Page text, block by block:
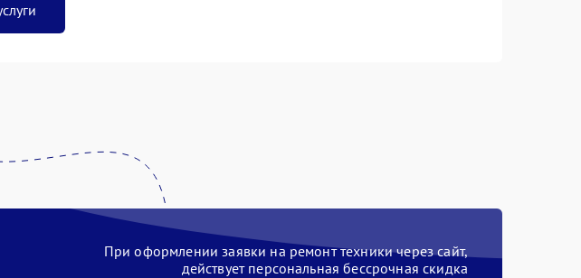
При оформлении заявки на ремонт техники через сайт,
действует персональная бессрочная скидка